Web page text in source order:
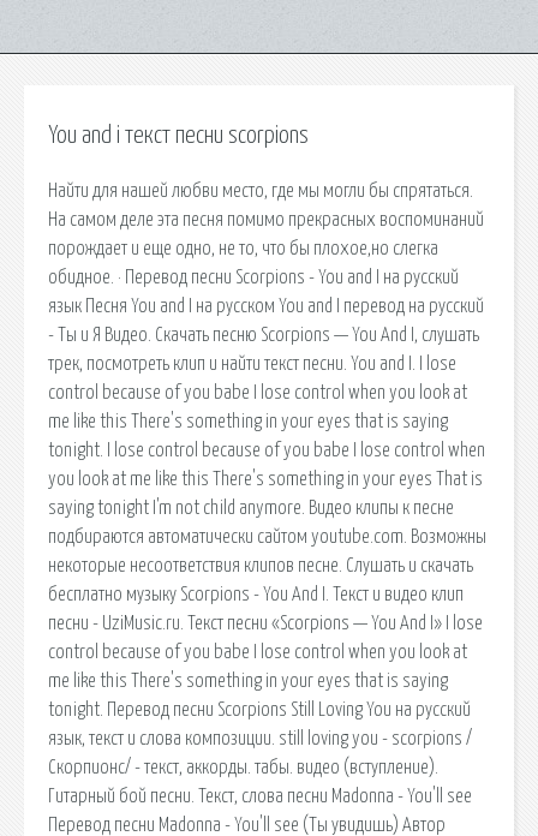
You and i текст песни scorpions
Найти для нашей любви место, где мы могли бы спрятаться.
На самом деле эта песня помимо прекрасных воспоминаний
порождает и еще одно, не то, что бы плохое,но слегка
обидное. · Перевод песни Scorpions - You and I на русский
язык Песня You and I на русском You and I перевод на русский
- Ты и Я Видео. Скачать песню Scorpions — You And I, слушать
трек, посмотреть клип и найти текст песни. You and I. I lose
control because of you babe I lose control when you look at
me like this There's something in your eyes that is saying
tonight. I lose control because of you babe I lose control when
you look at me like this There's something in your eyes That is
saying tonight I'm not child anymore. Видео клипы к песне
подбираются автоматически сайтом youtube.com. Возможны
некоторые несоответствия клипов песне. Слушать и скачать
бесплатно музыку Scorpions - You And I. Текст и видео клип
песни - UziMusic.ru. Текст песни «Scorpions — You And I» I lose
control because of you babe I lose control when you look at
me like this There's something in your eyes that is saying
tonight. Перевод песни Scorpions Still Loving You на русский
язык, текст и слова композиции. still loving you - scorpions /
Скорпионс/ - текст, аккорды. табы. видео (вступление).
Гитарный бой песни. Текст, слова песни Madonna - You'll see
Перевод песни Madonna - You'll see (Ты увидишь) Автор